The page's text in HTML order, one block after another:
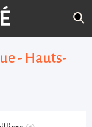
- Hauts-